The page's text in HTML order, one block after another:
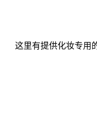
这里有提供化妆专用